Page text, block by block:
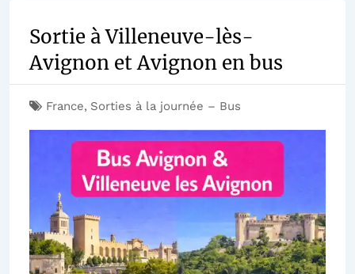
Sortie à Villeneuve-lès-
Avignon et Avignon en bus
France, Sorties à la journée – Bus